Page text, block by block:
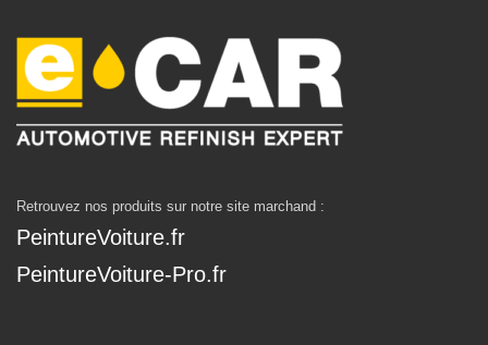
Retrouvez nos produits sur notre site marchand :
PeintureVoiture.fr
PeintureVoiture-Pro.fr